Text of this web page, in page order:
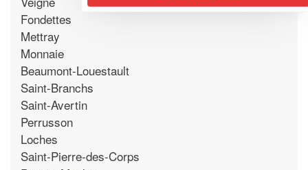
Fondettes
Mettray
Monnaie
Beaumont-Louestault
Saint-Branchs
Saint-Avertin
Perrusson
Loches
Saint-Pierre-des-Corps